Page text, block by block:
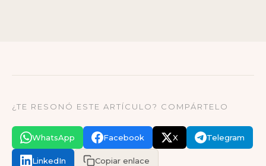
¿TE RESONÓ ESTE ARTÍCULO? COMPÁRTELO
WhatsApp Facebook X Telegram
LinkedIn Copiar enlace